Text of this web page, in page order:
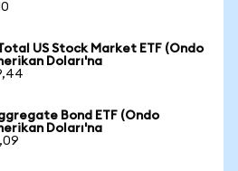
US Stock Market ETF (Ondo
Doları'na
Bond ETF (Ondo
Doları'na